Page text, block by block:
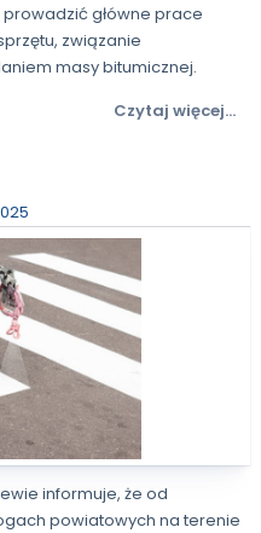
główne prace
związanie
masy bitumicznej.
Czytaj więcej...
informuje, że od
powiatowych na terenie